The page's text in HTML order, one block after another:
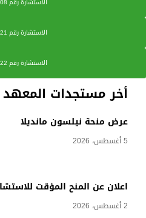
أخر مستجدات المعهد
عرض منحة نيلسون مانديلا
5 أغسطس، 2026
اعلان عن المنح المؤقت للاستشارة 36-
2 أغسطس، 2026
الاستشارة رقم 21
الاستشارة رقم 22